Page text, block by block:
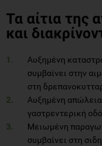
Τα αίτια της
και
Αυξημένη
συμβαίνει στην
στη
Αυξημένη
γαστρεντερική οδό.
Μειωμένη
συμβαίνει στη